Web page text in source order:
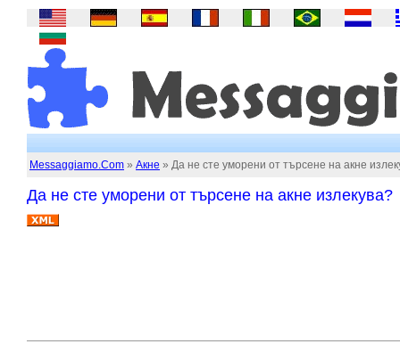
Messaggiamo.Com » Акне » Да не сте уморени от търсене на акне
Да не сте уморени от търсене на акне излекува?